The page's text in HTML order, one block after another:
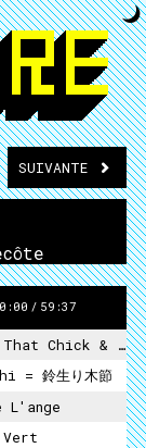
SUIVANTE
/ 59:37
My Steel Through Your Last Meal
= 鈴生り木節
L'ange
Vert